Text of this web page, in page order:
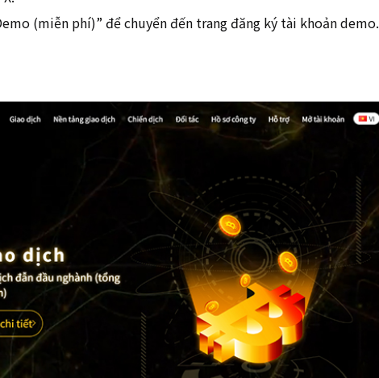
(miễn phí)” để chuyển đến trang đăng ký tài khoản demo.